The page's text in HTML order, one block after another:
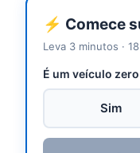
⚡ Comece
Leva 3 minutos ·
É um veículo zero
Sim